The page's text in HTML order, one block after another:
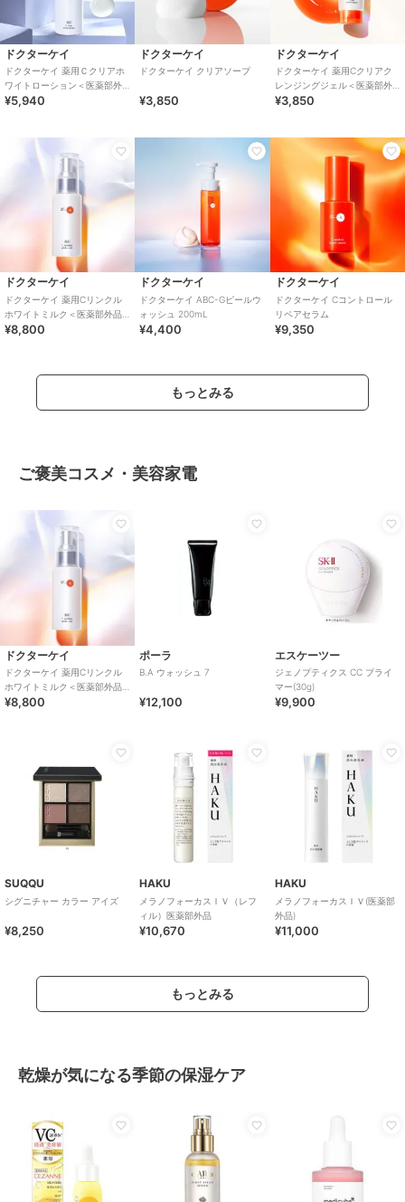
ドクターケイ
ドクターケイ 薬用Ｃクリアホ
ワイトローション＜医薬部外
品＞
¥5,940
ドクターケイ
ドクターケイ クリアソープ
¥3,850
ドクターケイ
ドクターケイ 薬用Cクリアク
レンジングジェル＜医薬部外
品＞
¥3,850
ドクターケイ
ドクターケイ 薬用Cリンクル
ホワイトミルク＜医薬部外品
＞
¥8,800
ドクターケイ
ドクターケイ ABC-Gピールウ
ォッシュ 200mL
¥4,400
ドクターケイ
ドクターケイ Cコントロール
リペアセラム
¥9,350
もっとみる
ご褒美コスメ・美容家電
ドクターケイ
ドクターケイ 薬用Cリンクル
ホワイトミルク＜医薬部外品
＞
¥8,800
ポーラ
B.A ウォッシュ 7
¥12,100
エスケーツー
ジェノプティクス CC プライ
マー(30g)
¥9,900
SUQQU
シグニチャー カラー アイズ
¥8,250
HAKU
メラノフォーカスＩＶ（レフ
ィル）医薬部外品
¥10,670
HAKU
メラノフォーカスＩＶ(医薬部
外品)
¥11,000
もっとみる
乾燥が気になる季節の保湿ケア